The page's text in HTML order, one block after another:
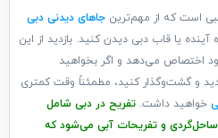
جاهای دیدنی دبی
آینده یا قاب دبی دیدن کنید. بازدید از این
اختصاص می‌دهد و اگر بخواهید
و گشت‌‌وگذار کنید، مطمئناً وقت کمتری
خواهید داشت. تفریح در دبی شامل
ساحل‌گردی و تفریحات آبی می‌شود که